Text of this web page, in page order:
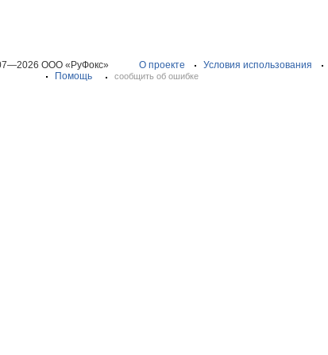
ООО «РуФокс» О проекте Условия использования
Помощь
сообщить об ошибке